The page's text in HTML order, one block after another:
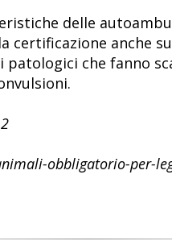
delle
certificazione anche
che fanno
obbligatorio-per-